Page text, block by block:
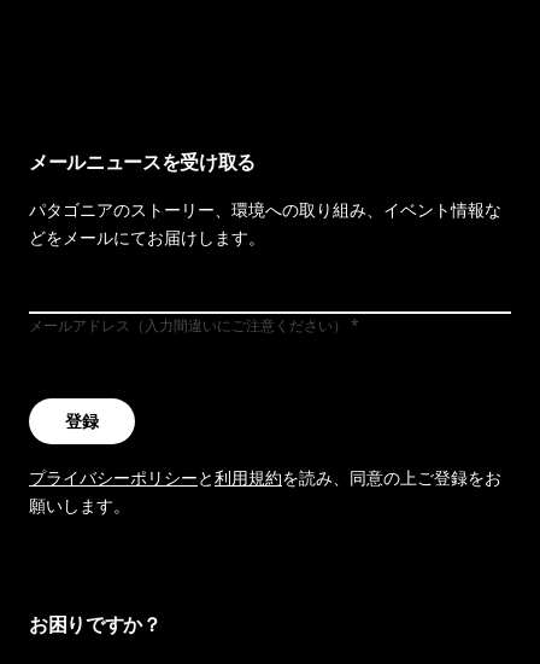
メールニュースを受け取る
パタゴニアのストーリー、環境への取り組み、イベント情報な
どをメールにてお届けします。
メールアドレス（入力間違いにご注意ください）
登録
プライバシーポリシーと利用規約を読み、同意の上ご登録をお
願いします。
お困りですか？